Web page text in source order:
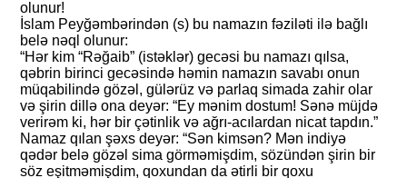
olunur!
İslam Peyğəmbərindən (s) bu namazın fəziləti ilə bağlı
belə nəql olunur:
“Hər kim “Rəğaib” (istəklər) gecəsi bu namazı qılsa,
qəbrin birinci gecəsində həmin namazın savabı onun
müqabilində gözəl, gülərüz və parlaq simada zahir olar
və şirin dillə ona deyər: “Ey mənim dostum! Sənə müjdə
verirəm ki, hər bir çətinlik və ağrı-acılardan nicat tapdın.”
Namaz qılan şəxs deyər: “Sən kimsən? Mən indiyə
qədər belə gözəl sima görməmişdim, sözündən şirin bir
söz eşitməmişdim, qoxundan da ətirli bir qoxu